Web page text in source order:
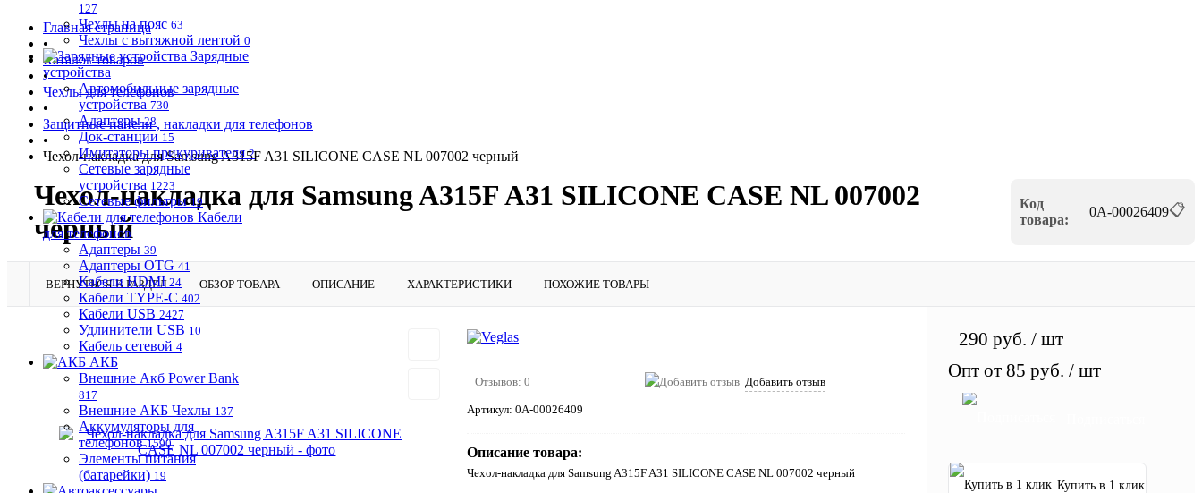
127
Чехлы на пояс 63
Чехлы с вытяжной лентой 0
Зарядные
устройства
Автомобильные зарядные
устройства 730
Адаптеры 28
Док-станции 15
Имитаторы прикуривателя 2
Сетевые зарядные
устройства 1223
Сетевые фильтры 19
Кабели
для телефонов
Адаптеры 39
Адаптеры OTG 41
Кабели HDMI 24
Кабели TYPE-C 402
Кабели USB 2427
Удлинители USB 10
Кабель сетевой 4
АКБ
Внешние Акб Power Bank
817
Внешние АКБ Чехлы 137
Аккумуляторы для
телефонов 1590
Элементы питания
(батарейки) 19
Главная страница
•
Каталог товаров
•
Чехлы для телефонов
•
Защитные панели , накладки для телефонов
•
Чехол-накладка для Samsung A315F A31 SILICONE CASE NL 007002 черный
Чехол-накладка для Samsung A315F A31 SILICONE CASE NL 007002
черный
Код
товара:
0А-00026409📋
ВЕРНУТЬСЯ В РАЗДЕЛ ОБЗОР ТОВАРА ОПИСАНИЕ ХАРАКТЕРИСТИКИ ПОХОЖИЕ ТОВАРЫ
Отзывов: 0 Добавить отзыв
Артикул: 0А-00026409
Описание товара:
Чехол-накладка для Samsung A315F A31 SILICONE CASE NL 007002 черный
290 руб. / шт
Опт от 85 руб. / шт
Купить в 1 клик